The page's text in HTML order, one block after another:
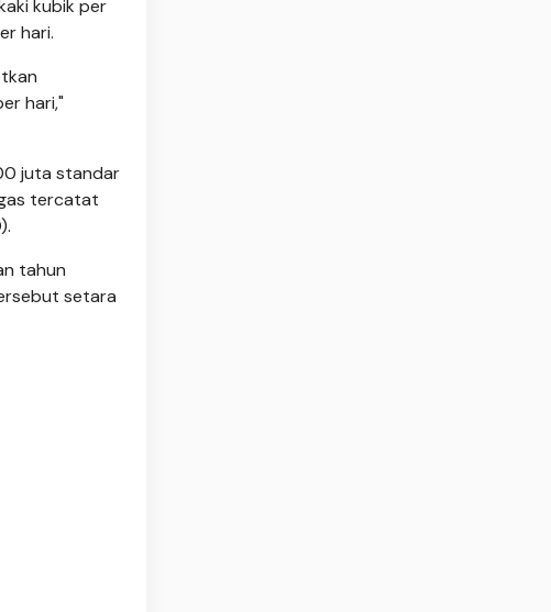
kubik per
hari.
hari,"
juta standar
tercatat
tahun
setara